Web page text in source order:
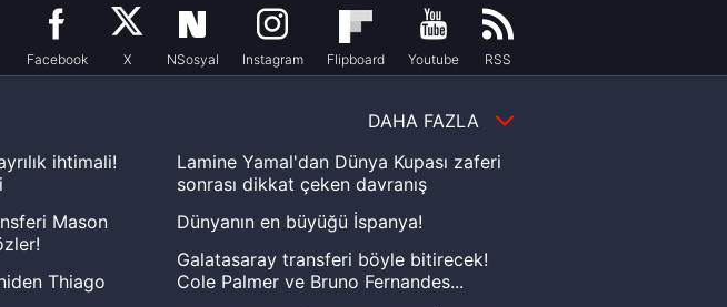
Facebook X NSosyal Instagram Flipboard Youtube RSS
DAHA FAZLA
ihtimali!
Mason
Thiago
Lamine Yamal'dan Dünya Kupası zaferi
sonrası dikkat çeken davranış
Dünyanın en büyüğü İspanya!
Galatasaray transferi böyle bitirecek!
Cole Palmer ve Bruno Fernandes...